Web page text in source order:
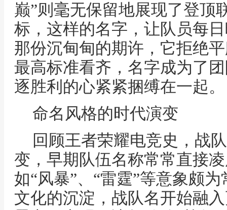
巅”则毫无保留地展现了登顶
标，这样的名字，让队员每
那份沉甸甸的期许，它拒绝
最高标准看齐，名字成为了
逐胜利的心紧紧捆缚在一起。
命名风格的时代演变
回顾王者荣耀电竞史，战
变，早期队伍名称常常直接
如“风暴”、“雷霆”等意象颇
文化的沉淀，战队名开始融